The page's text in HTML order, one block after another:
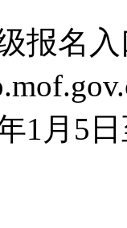
报名
1月5